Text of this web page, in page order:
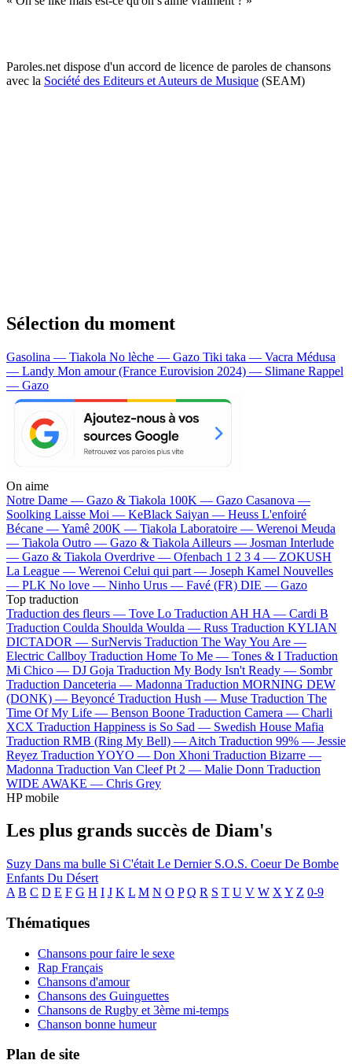
Paroles.net dispose d'un accord de licence de paroles de chansons
avec la Société des Editeurs et Auteurs de Musique (SEAM)
Sélection du moment
Gasolina — Tiakola No lèche — Gazo Tiki taka — Vacra Médusa
— Landy Mon amour (France Eurovision 2024) — Slimane Rappel
— Gazo
On aime
Notre Dame — Gazo & Tiakola 100K — Gazo Casanova —
Soolking Laisse Moi — KeBlack Saiyan — Heuss L'enfoiré
Bécane —Yamê 200K — Tiakola Laboratoire — Werenoi Meuda
— Tiakola Outro — Gazo & Tiakola Ailleurs — Josman Interlude
— Gazo & Tiakola Overdrive — Ofenbach 1 2 3 4 — ZOKUSH
La League — Werenoi Celui qui part — Joseph Kamel Nouvelles
— PLK No love — Ninho Urus — Favé (FR) DIE — Gazo
Top traduction
Traduction des fleurs — Tove Lo Traduction AH HA — Cardi B
Traduction Coulda Shoulda Woulda — Russ Traduction KYLIAN
DICTADOR — SurNervis Traduction The Way You Are —
Electric Callboy Traduction Home To Me — Tones & I Traduction
Mi Chico — DJ Goja Traduction My Body Isn't Ready — Sombr
Traduction Danceteria — Madonna Traduction MORNING DEW
(DONK) — Beyoncé Traduction Hush — Muse Traduction The
Time Of My Life — Benson Boone Traduction Camera — Charli
XCX Traduction Happiness is So Sad — Swedish House Mafia
Traduction RMB (Ring My Bell) — Aitch Traduction 99% — Jessie
Reyez Traduction YOYO — Don Xhoni Traduction Bizarre —
Madonna Traduction Van Cleef Pt 2 — Malie Donn Traduction
WIDE AWAKE — Chris Grey
HP mobile
Les plus grands succès de Diam's
Suzy Dans ma bulle Si C'était Le Dernier S.O.S. Coeur De Bombe
Enfants Du Désert
A B C D E F G H I J K L M N O P Q R S T U V W X Y Z 0-9
Thématiques
Chansons pour faire le sexe
Rap Français
Chansons d'amour
Chansons des Guinguettes
Chansons de Rugby et 3ème mi-temps
Chanson bonne humeur
Plan de site